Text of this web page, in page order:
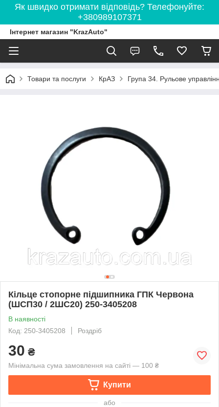
Як швидко отримати відповідь? Телефонуйте:
+380989107371
Інтернет магазин "KrazAuto"
Товари та послуги КрАЗ Група 34. Рульове
Кільце стопорне підшипника ГПК Червона
(ШСП30 / 2ШС20) 250-3405208
В наявності
Код: 250-3405208
Роздріб
30 ₴
Мінімальна сума замовлення на сайті — 100 ₴
Купити
або